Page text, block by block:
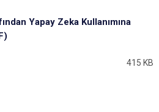
Yapay Zeka Kullanımına
415 KB